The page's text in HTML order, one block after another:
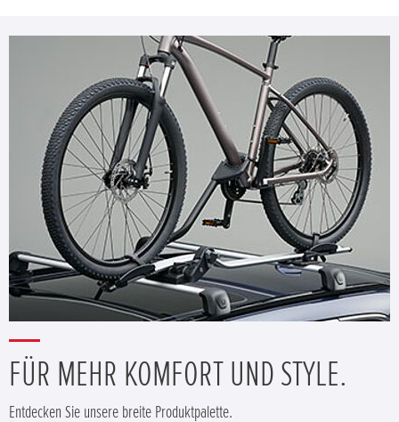
FÜR MEHR KOMFORT UND STYLE.
Entdecken Sie unsere breite Produktpalette.